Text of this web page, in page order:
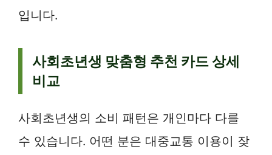
입니다.
사회초년생 맞춤형 추천 카드 상세
비교
사회초년생의 소비 패턴은 개인마다 다를
수 있습니다. 어떤 분은 대중교통 이용이 잦